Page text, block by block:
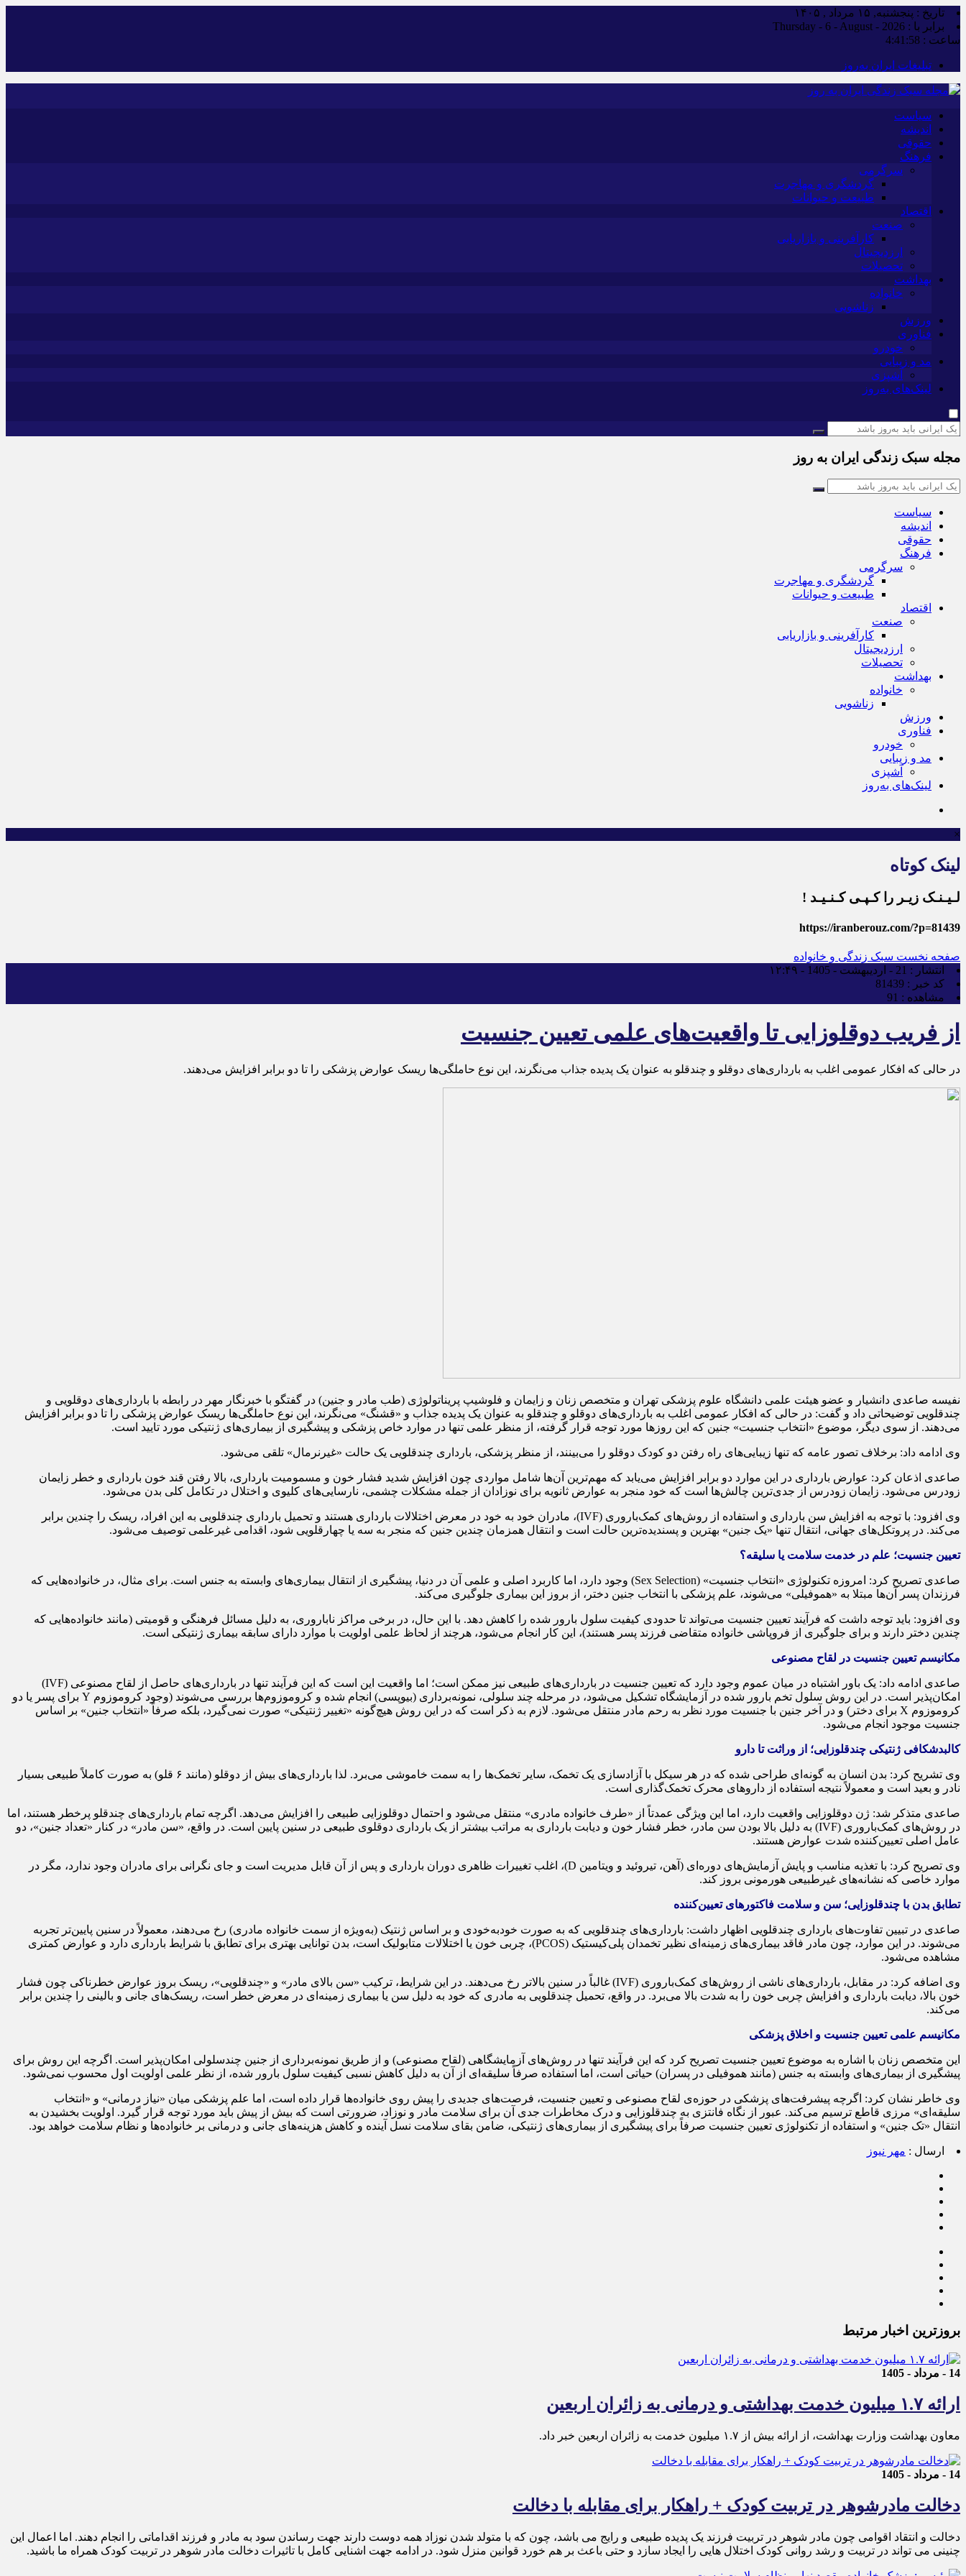
تاریخ : پنجشنبه, ۱۵ مرداد , ۱۴۰۵
برابر با : Thursday - 6 - August - 2026
ساعت : 4:41:59
تبلیغات ایران به‌روز
سیاست
اندیشه
حقوقی
فرهنگ
سرگرمی
گردشگری و مهاجرت
طبیعت و حیوانات
اقتصاد
صنعت
کارآفرینی و بازاریابی
ارزدیجیتال
تحصیلات
بهداشت
خانواده
زناشویی
ورزش
فناوری
خودرو
مد و زیبایی
آشپزی
لینک‌های به‌روز
مجله سبک زندگی ایران به روز
سیاست
اندیشه
حقوقی
فرهنگ
سرگرمی
گردشگری و مهاجرت
طبیعت و حیوانات
اقتصاد
صنعت
کارآفرینی و بازاریابی
ارزدیجیتال
تحصیلات
بهداشت
خانواده
زناشویی
ورزش
فناوری
خودرو
مد و زیبایی
آشپزی
لینک‌های به‌روز
×
لینک کوتاه
لـیـنـک زیـر را کـپـی کـنـیـد !
https://iranberouz.com/?p=81439
صفحه نخست سبک زندگی و خانواده
انتشار : 21 - اردیبهشت - 1405 - ۱۲:۴۹
کد خبر : 81439
مشاهده : 91
از فریب دوقلوزایی تا واقعیت‌های علمی تعیین جنسیت
در حالی که افکار عمومی اغلب به بارداری‌های دوقلو و چندقلو به عنوان یک پدیده جذاب می‌نگرند، این نوع حاملگی‌ها ریسک عوارض پزشکی را تا دو برابر افزایش می‌دهند.
نفیسه صاعدی دانشیار و عضو هیئت علمی دانشگاه علوم پزشکی تهران و متخصص زنان و زایمان و فلوشیپ پریناتولوژی (طب مادر و جنین) در گفتگو با خبرنگار مهر در رابطه با بارداری‌های دوقلویی و
چندقلویی توضیحاتی داد و گفت: در حالی که افکار عمومی اغلب به بارداری‌های دوقلو و چندقلو به عنوان یک پدیده جذاب و «قشنگ» می‌نگرند، این نوع حاملگی‌ها ریسک عوارض پزشکی را تا دو برابر افزایش
می‌دهند. از سوی دیگر، موضوع «انتخاب جنسیت» جنین که این روزها مورد توجه قرار گرفته، از منظر علمی تنها در موارد خاص پزشکی و پیشگیری از بیماری‌های ژنتیکی مورد تایید است.
وی ادامه داد: برخلاف تصور عامه که تنها زیبایی‌های راه رفتن دو کودک دوقلو را می‌بینند، از منظر پزشکی، بارداری چندقلویی یک حالت «غیرنرمال» تلقی می‌شود.
صاعدی اذعان کرد: عوارض بارداری در این موارد دو برابر افزایش می‌یابد که مهم‌ترین آن‌ها شامل مواردی چون افزایش شدید فشار خون و مسمومیت بارداری، بالا رفتن قند خون بارداری و خطر زایمان
زودرس می‌شود. زایمان زودرس از جدی‌ترین چالش‌ها است که خود منجر به عوارض ثانویه برای نوزادان از جمله مشکلات چشمی، نارسایی‌های کلیوی و اختلال در تکامل کلی بدن می‌شود.
وی افزود: با توجه به افزایش سن بارداری و استفاده از روش‌های کمک‌باروری (IVF)، مادران خود به خود در معرض اختلالات بارداری هستند و تحمیل بارداری چندقلویی به این افراد، ریسک را چندین برابر
می‌کند. در پروتکل‌های جهانی، انتقال تنها «یک جنین» بهترین و پسندیده‌ترین حالت است و انتقال همزمان چندین جنین که منجر به سه یا چهارقلویی شود، اقدامی غیرعلمی توصیف می‌شود.
تعیین جنسیت؛ علم در خدمت سلامت یا سلیقه؟
صاعدی تصریح کرد: امروزه تکنولوژی «انتخاب جنسیت» (Sex Selection) وجود دارد، اما کاربرد اصلی و علمی آن در دنیا، پیشگیری از انتقال بیماری‌های وابسته به جنس است. برای مثال، در خانواده‌هایی که
فرزندان پسر آن‌ها مبتلا به «هموفیلی» می‌شوند، علم پزشکی با انتخاب جنین دختر، از بروز این بیماری جلوگیری می‌کند.
وی افزود: باید توجه داشت که فرآیند تعیین جنسیت می‌تواند تا حدودی کیفیت سلول بارور شده را کاهش دهد. با این حال، در برخی مراکز ناباروری، به دلیل مسائل فرهنگی و قومیتی (مانند خانواده‌هایی که
چندین دختر دارند و برای جلوگیری از فروپاشی خانواده متقاضی فرزند پسر هستند)، این کار انجام می‌شود، هرچند از لحاظ علمی اولویت با موارد دارای سابقه بیماری ژنتیکی است.
مکانیسم تعیین جنسیت در لقاح مصنوعی
صاعدی ادامه داد: یک باور اشتباه در میان عموم وجود دارد که تعیین جنسیت در بارداری‌های طبیعی نیز ممکن است؛ اما واقعیت این است که این فرآیند تنها در بارداری‌های حاصل از لقاح مصنوعی (IVF)
امکان‌پذیر است. در این روش سلول تخم بارور شده در آزمایشگاه تشکیل می‌شود، در مرحله چند سلولی، نمونه‌برداری (بیوپسی) انجام شده و کروموزوم‌ها بررسی می‌شوند (وجود کروموزوم Y برای پسر یا دو
کروموزوم X برای دختر) و در آخر جنین با جنسیت مورد نظر به رحم مادر منتقل می‌شود. لازم به ذکر است که در این روش هیچ‌گونه «تغییر ژنتیکی» صورت نمی‌گیرد، بلکه صرفاً «انتخاب جنین» بر اساس
جنسیت موجود انجام می‌شود.
کالبدشکافی ژنتیکی چندقلوزایی؛ از وراثت تا دارو
وی تشریح کرد: بدن انسان به گونه‌ای طراحی شده که در هر سیکل با آزادسازی یک تخمک، سایر تخمک‌ها را به سمت خاموشی می‌برد. لذا بارداری‌های بیش از دوقلو (مانند ۶ قلو) به صورت کاملاً طبیعی بسیار
نادر و بعید است و معمولاً نتیجه استفاده از داروهای محرک تخمک‌گذاری است.
صاعدی متذکر شد: ژن دوقلوزایی واقعیت دارد، اما این ویژگی عمدتاً از «طرف خانواده مادری» منتقل می‌شود و احتمال دوقلوزایی طبیعی را افزایش می‌دهد. اگرچه تمام بارداری‌های چندقلو پرخطر هستند، اما
در روش‌های کمک‌باروری (IVF) به دلیل بالا بودن سن مادر، خطر فشار خون و دیابت بارداری به مراتب بیشتر از یک بارداری دوقلوی طبیعی در سنین پایین است. در واقع، «سن مادر» در کنار «تعداد جنین»، دو
عامل اصلی تعیین‌کننده شدت عوارض هستند.
وی تصریح کرد: با تغذیه مناسب و پایش آزمایش‌های دوره‌ای (آهن، تیروئید و ویتامین D)، اغلب تغییرات ظاهری دوران بارداری و پس از آن قابل مدیریت است و جای نگرانی برای مادران وجود ندارد، مگر در
موارد خاصی که نشانه‌های غیرطبیعی هورمونی بروز کند.
تطابق بدن با چندقلوزایی؛ سن و سلامت فاکتورهای تعیین‌کننده
صاعدی در تبیین تفاوت‌های بارداری چندقلویی اظهار داشت: بارداری‌های چندقلویی که به صورت خودبه‌خودی و بر اساس ژنتیک (به‌ویژه از سمت خانواده مادری) رخ می‌دهند، معمولاً در سنین پایین‌تر تجربه
می‌شوند. در این موارد، چون مادر فاقد بیماری‌های زمینه‌ای نظیر تخمدان پلی‌کیستیک (PCOS)، چربی خون یا اختلالات متابولیک است، بدن توانایی بهتری برای تطابق با شرایط بارداری دارد و عوارض کمتری
مشاهده می‌شود.
وی اضافه کرد: در مقابل، بارداری‌های ناشی از روش‌های کمک‌باروری (IVF) غالباً در سنین بالاتر رخ می‌دهند. در این شرایط، ترکیب «سن بالای مادر» و «چندقلویی»، ریسک بروز عوارض خطرناکی چون فشار
خون بالا، دیابت بارداری و افزایش چربی خون را به شدت بالا می‌برد. در واقع، تحمیل چندقلویی به مادری که خود به دلیل سن یا بیماری زمینه‌ای در معرض خطر است، ریسک‌های جانی و بالینی را چندین برابر
می‌کند.
مکانیسم علمی تعیین جنسیت و اخلاق پزشکی
این متخصص زنان با اشاره به موضوع تعیین جنسیت تصریح کرد که این فرآیند تنها در روش‌های آزمایشگاهی (لقاح مصنوعی) و از طریق نمونه‌برداری از جنین چندسلولی امکان‌پذیر است. اگرچه این روش برای
پیشگیری از بیماری‌های وابسته به جنس (مانند هموفیلی در پسران) حیاتی است، اما استفاده صرفاً سلیقه‌ای از آن به دلیل کاهش نسبی کیفیت سلول بارور شده، از نظر علمی اولویت اول محسوب نمی‌شود.
وی خاطر نشان کرد: اگرچه پیشرفت‌های پزشکی در حوزه‌ی لقاح مصنوعی و تعیین جنسیت، فرصت‌های جدیدی را پیش روی خانواده‌ها قرار داده است، اما علم پزشکی میان «نیاز درمانی» و «انتخاب
سلیقه‌ای» مرزی قاطع ترسیم می‌کند. عبور از نگاه فانتزی به چندقلوزایی و درک مخاطرات جدی آن برای سلامت مادر و نوزاد، ضرورتی است که بیش از پیش باید مورد توجه قرار گیرد. اولویت بخشیدن به
انتقال «تک جنین» و استفاده از تکنولوژی تعیین جنسیت صرفاً برای پیشگیری از بیماری‌های ژنتیکی، ضامن بقای سلامت نسل آینده و کاهش هزینه‌های جانی و درمانی بر خانواده‌ها و نظام سلامت خواهد بود.
ارسال : مهر نیوز
بروزترین اخبار مرتبط
14 - مرداد - 1405
ارائه ۱.۷ میلیون خدمت بهداشتی و درمانی به زائران اربعین
معاون بهداشت وزارت بهداشت، از ارائه بیش از ۱.۷ میلیون خدمت به زائران اربعین خبر داد.
14 - مرداد - 1405
دخالت مادرشوهر در تربیت کودک + راهکار برای مقابله با دخالت
دخالت و انتقاد اقوامی چون مادر شوهر در تربیت فرزند یک پدیده طبیعی و رایج می باشد، چون که با متولد شدن نوزاد همه دوست دارند جهت رساندن سود به مادر و فرزند اقداماتی را انجام دهند. اما اعمال این
چنینی می تواند در تربیت و رشد روانی کودک اختلال هایی را ایجاد سازد و حتی باعث بر هم خورد قوانین منزل شود. در ادامه جهت اشنایی کامل با تاثیرات دخالت مادر شوهر در تربیت کودک همراه ما باشید.